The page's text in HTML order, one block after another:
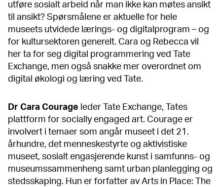
utføre sosialt arbeid når man ikke kan møtes ansikt
til ansikt? Spørsmålene er aktuelle for hele
museets utvidede lærings- og digitalprogram – og
for kultursektoren generelt. Cara og Rebecca vil
her ta for seg digital programmering ved Tate
Exchange, men også snakke mer overordnet om
digital økologi og læring ved Tate.
Dr Cara Courage leder Tate Exchange, Tates
plattform for socially engaged art. Courage er
involvert i temaer som angår museet i det 21.
århundre, det menneskestyrte og aktivistiske
museet, sosialt engasjerende kunst i samfunns- og
museumssammenheng samt urban planlegging og
stedsskaping. Hun er forfatter av Arts in Place: The